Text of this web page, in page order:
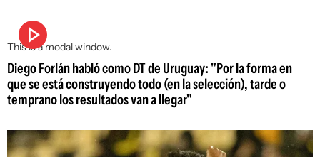
This is a modal window.
Diego Forlán habló como DT de Uruguay: "Por la forma en
que se está construyendo todo (en la selección), tarde o
temprano los resultados van a llegar"